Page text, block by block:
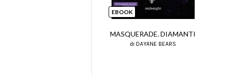
EBOOK
MASQUERADE. DIAMANTI
di DAYANE BEARS